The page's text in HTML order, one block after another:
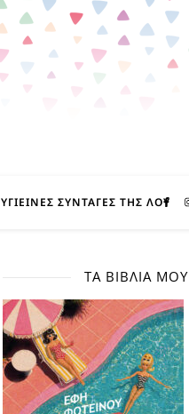
ΥΓΙΕΙΝΈΣ ΣΥΝΤΑΓΈΣ ΤΗΣ ΛΟΥ
ΤΑ ΒΙΒΛΊΑ ΜΟΥ